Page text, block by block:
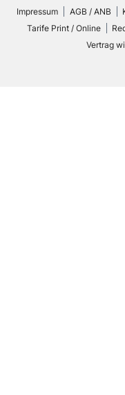
Impressum AGB / ANB
Tarife Print / Online
Vertrag